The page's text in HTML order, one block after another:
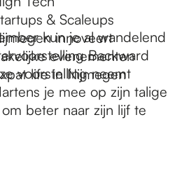
& Scaleups
innoveert
evenementen
life in Nijmegen
kun je al wandelend
Backward
voorstelling neemt
je mee op zijn talige
beter naar zijn lijf te